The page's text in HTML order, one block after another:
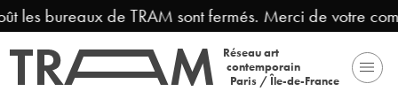
les bureaux de TRAM sont fermés. Merci de votre
Réseau art
contemporain
Paris / Île-de-France